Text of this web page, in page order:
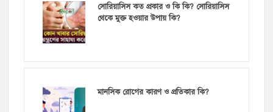
সোরিয়াসিস কত প্রকার ও কি কি? সোরিয়াসিস
থেকে মুক্ত হওয়ার উপায় কি?
মানসিক রোগের কারণ ও প্রতিকার কি?